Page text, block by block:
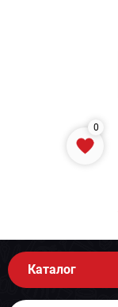
0
Каталог